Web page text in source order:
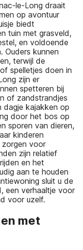
le-Long draait
op avontuur
biedt
tuin met grasveld,
en voldoende
Ouders kunnen
terwijl de
spelletjes doen in
zijn er
spetteren bij
of zandstrandjes
dagje kajakken op
door het bos op
sporen van dieren,
kinderen
zorgen voor
zijn relatief
en het
aan te houden
sluit u de
een verhaaltje voor
voor uzelf.
met